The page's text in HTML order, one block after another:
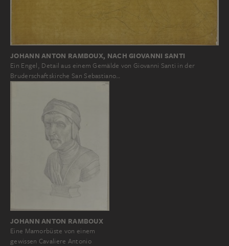
JOHANN ANTON RAMBOUX, NACH GIOVANNI SANTI
Ein Engel, Detail aus einem Gemälde von Giovanni Santi in der
Bruderschaftskirche San Sebastiano…
JOHANN ANTON RAMBOUX
Eine Mamorbüste von einem
gewissen Cavaliere Antonio